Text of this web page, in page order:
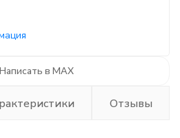
Написать в MAX
Отзывы